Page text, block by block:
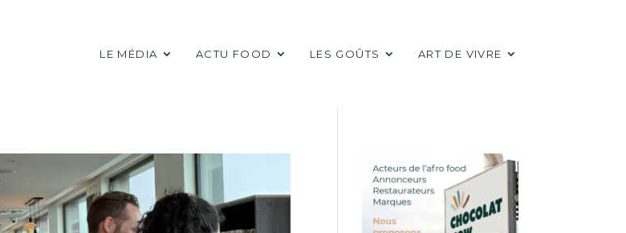
LE MÉDIA ACTU FOOD LES GOÛTS ART DE VIVRE